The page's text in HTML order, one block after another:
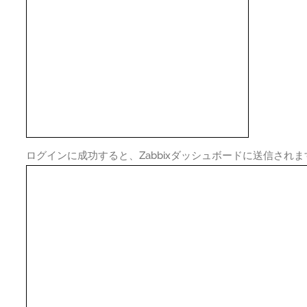
ログインに成功すると、Zabbixダッシュボードに送信されま